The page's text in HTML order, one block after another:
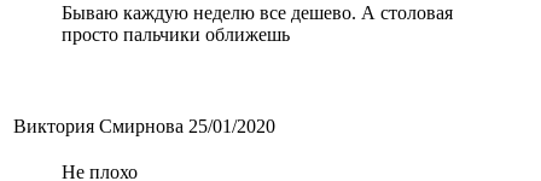
Бываю каждую неделю все дешево. А столовая
просто пальчики оближешь
Виктория Смирнова 25/01/2020
Не плохо